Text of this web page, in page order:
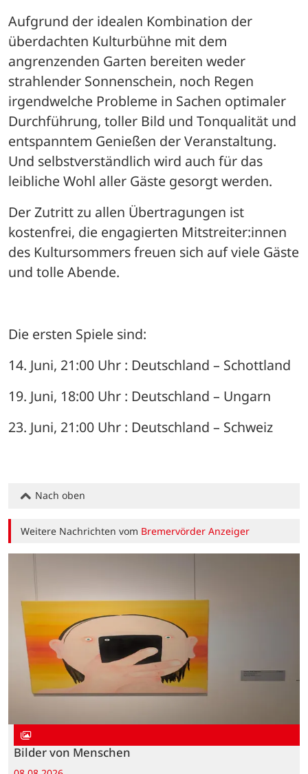
Aufgrund der idealen Kombination der
überdachten Kulturbühne mit dem
angrenzenden Garten bereiten weder
strahlender Sonnenschein, noch Regen
irgendwelche Probleme in Sachen optimaler
Durchführung, toller Bild und Tonqualität und
entspanntem Genießen der Veranstaltung.
Und selbstverständlich wird auch für das
leibliche Wohl aller Gäste gesorgt werden.
Der Zutritt zu allen Übertragungen ist
kostenfrei, die engagierten Mitstreiter:innen
des Kultursommers freuen sich auf viele Gäste
und tolle Abende.
Die ersten Spiele sind:
14. Juni, 21:00 Uhr : Deutschland – Schottland
19. Juni, 18:00 Uhr : Deutschland – Ungarn
23. Juni, 21:00 Uhr : Deutschland – Schweiz
Nach oben
Weitere Nachrichten vom Bremervörder Anzeiger
Bilder von Menschen